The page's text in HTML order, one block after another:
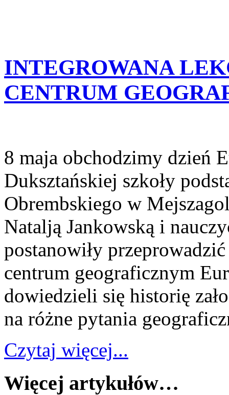
INTEGROWANA
CENTRUM
8 maja obchodzimy dzień
Duksztańskiej szkoły
Obrembskiego w
Natalją Jankowską i
postanowiły
centrum geograficznym
dowiedzieli się historię
na różne pytania
Czytaj więcej...
Więcej artykułów…